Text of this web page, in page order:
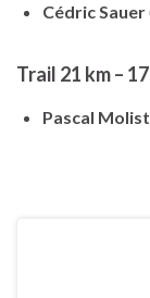
Cédric Sauer
Trail 21 km –
Pascal Molist